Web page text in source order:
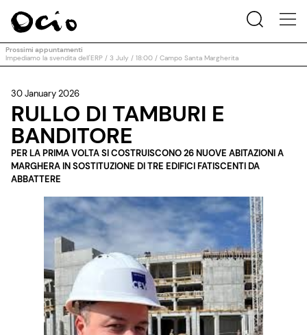
Prossimi appuntamenti
Impediamo la svendita dell'ERP / 3 July / 18:00 / Campo Santa Margherita
30 January 2026
RULLO DI TAMBURI E
BANDITORE
PER LA PRIMA VOLTA SI COSTRUISCONO 26 NUOVE ABITAZIONI A
MARGHERA IN SOSTITUZIONE DI TRE EDIFICI FATISCENTI DA
ABBATTERE